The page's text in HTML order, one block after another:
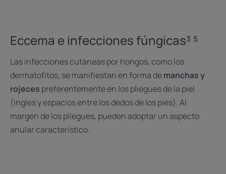
Eccema e infecciones fúngicas³ ⁵
Las infecciones cutáneas por hongos, como los
dermatofitos, se manifiestan en forma demanchas y
rojeces preferentemente en los pliegues de la piel
(ingles y espacios entre los dedos de los pies). Al
margen de los pliegues, pueden adoptar un aspecto
anular característico.